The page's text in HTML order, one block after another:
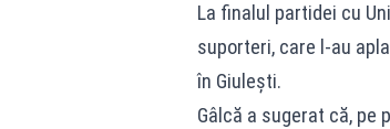
La finalul partidei cu
suporteri, care l-au
în Giulești.
Gâlcă a sugerat că, pe